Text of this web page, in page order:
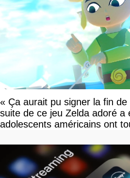
« Ça aurait pu signer la fin
suite de ce jeu Zelda adoré a
adolescents américains ont